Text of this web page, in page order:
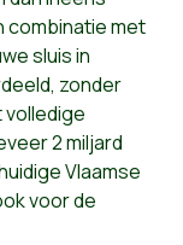
combinatie met
sluis in
zonder
volledige
2 miljard
Vlaamse
voor de